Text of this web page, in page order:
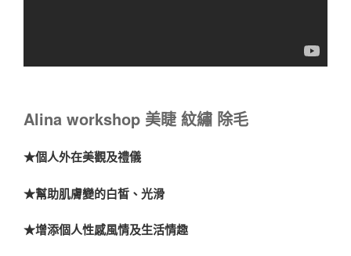
Alina workshop 美睫 紋繡 除毛
★個人外在美觀及禮儀
★幫助肌膚變的白皙、光滑
★增添個人性感風情及生活情趣